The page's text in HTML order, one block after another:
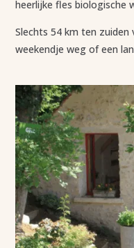
heerlijke fles biologische
Slechts 54 km ten zuiden
weekendje weg of een